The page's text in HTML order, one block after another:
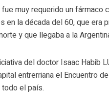
muy requerido un fármaco
en la década del 60, que era
y que llegaba a la
del doctor Isaac Habib
entrerriana el Encuentro
el país.